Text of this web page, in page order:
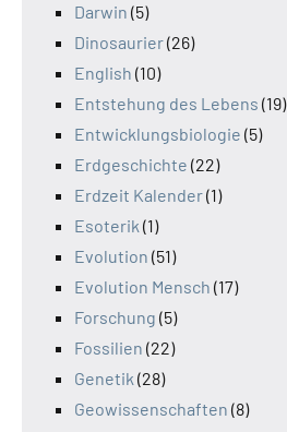
Darwin (5)
Dinosaurier(26)
English (10)
Entstehung des Lebens (19)
Entwicklungsbiologie (5)
Erdgeschichte (22)
Erdzeit Kalender(1)
Esoterik (1)
Evolution (51)
Evolution Mensch (17)
Forschung (5)
Fossilien (22)
Genetik (28)
Geowissenschaften (8)